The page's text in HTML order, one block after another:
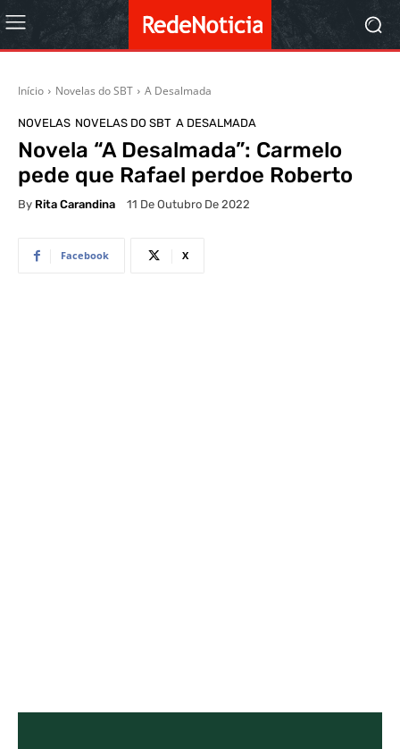
Início Novelas do SBT A Desalmada
NOVELAS NOVELAS DO SBT A DESALMADA
Novela “A Desalmada”: Carmelo
pede que Rafael perdoe Roberto
By Rita Carandina 11 De Outubro De 2022
Facebook X